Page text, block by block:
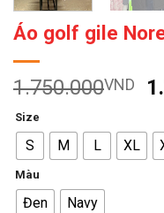
Áo golf gile
1.750.000VND
Size
S M L XL
Màu
Đen Navy